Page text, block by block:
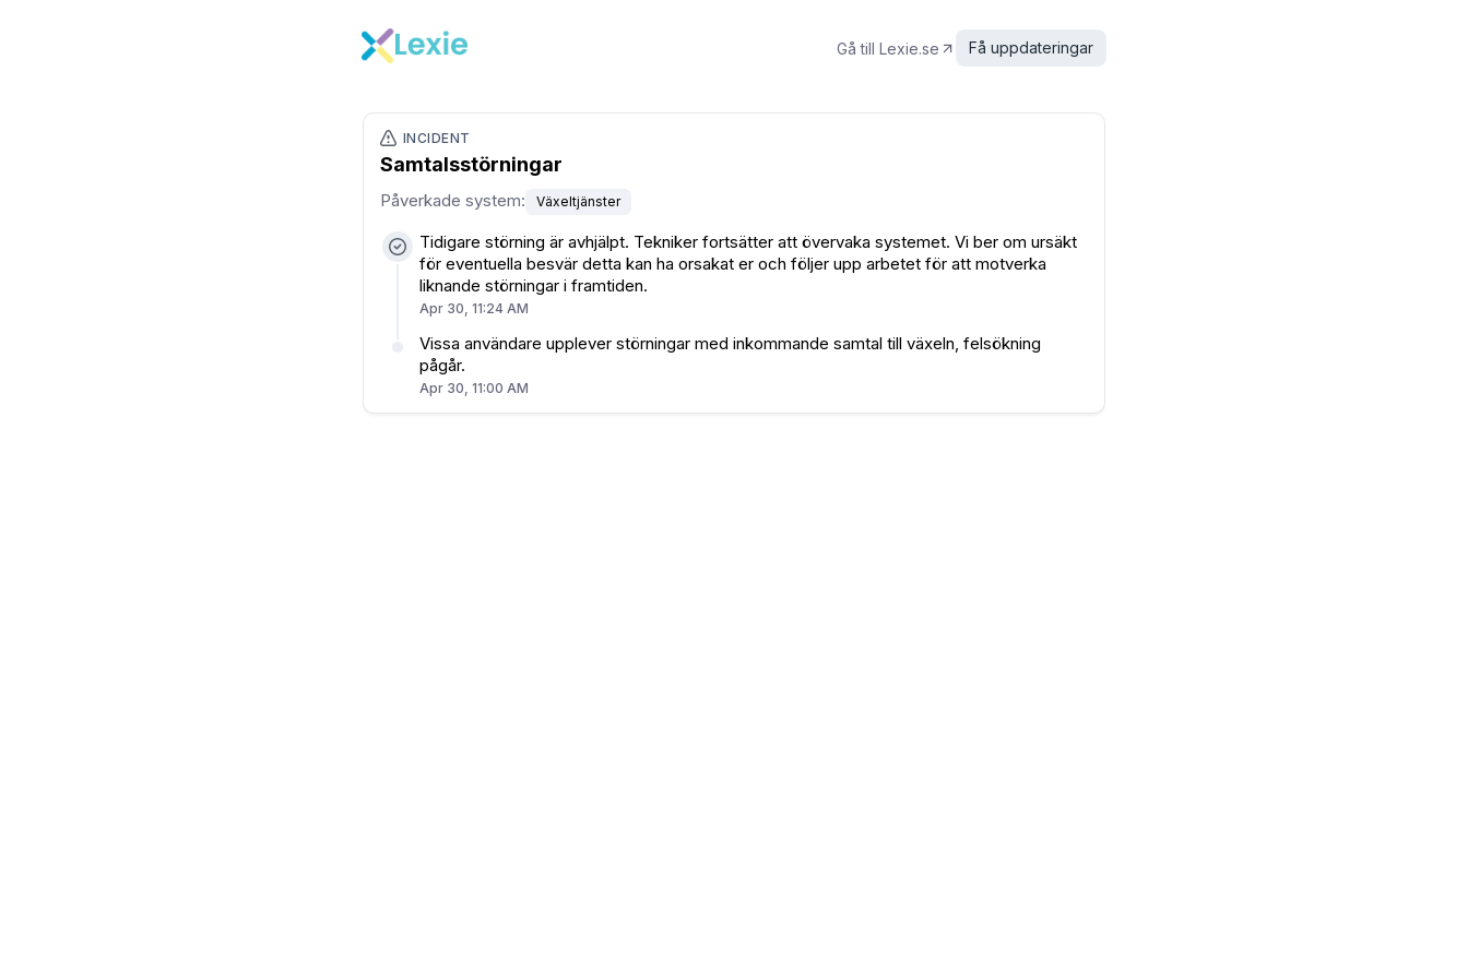
Gå till Lexie.se Få uppdateringar
INCIDENT
Samtalsstörningar
Påverkade system: Växeltjänster
Tidigare störning är avhjälpt. Tekniker fortsätter att övervaka systemet. Vi ber om ursäkt
för eventuella besvär detta kan ha orsakat er och följer upp arbetet för att motverka
liknande störningar i framtiden.
Apr 30, 11:24 AM
Vissa användare upplever störningar med inkommande samtal till växeln, felsökning
pågår.
Apr 30, 11:00 AM